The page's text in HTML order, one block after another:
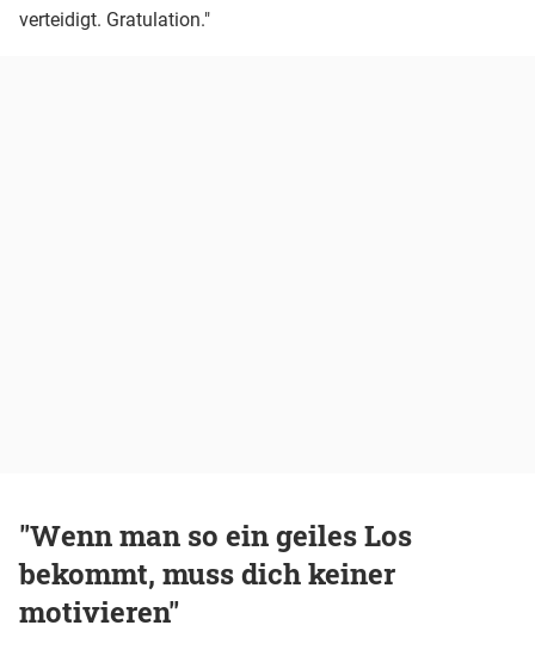
verteidigt. Gratulation."
"Wenn man so ein geiles Los
bekommt, muss dich keiner
motivieren"